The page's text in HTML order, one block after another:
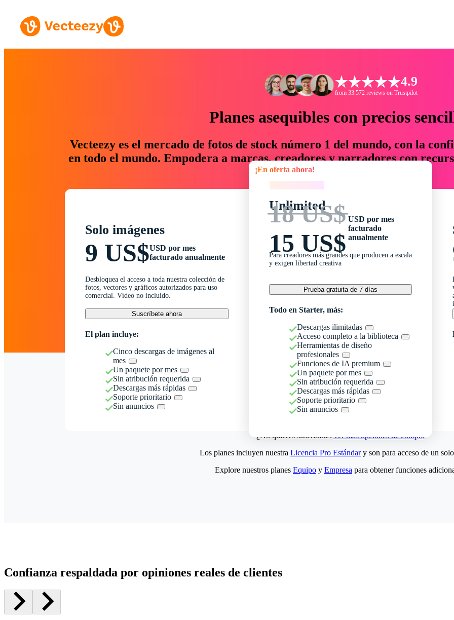
4.9
from 33.572 reviews on Trustpilot
Planes asequibles con precios
Vecteezy es el mercado de fotos de stock número 1 del mundo, con la
en todo el mundo. Empodera a marcas, creadores y narradores con
un 76 % en tiempo y presupuesto.
Solo imágenes
9 US$USD por mes
facturado anualmente
Desbloquea el acceso a toda nuestra colección de
fotos, vectores y gráficos autorizados para uso
comercial. Vídeo no incluido.
Suscríbete ahora
El plan incluye:
Cinco descargas de imágenes al
mes
Un paquete por mes
Sin atribución requerida
Descargas más rápidas
Soporte prioritario
Sin anuncios
¡En oferta ahora!
Unlimited
18 US$
15 US$
USD por mes
facturado
anualmente
Para creadores más grandes que producen a escala
y exigen libertad creativa
Prueba gratuita de 7 días
Todo en Starter, más:
Descargas ilimitadas
Acceso completo a la biblioteca
Herramientas de diseño
profesionales
Funciones de IA premium
Un paquete por mes
Sin atribución requerida
Descargas más rápidas
Soporte prioritario
Sin anuncios
¿No quieres suscribirte?Ver más opciones de compra
Los planes incluyen nuestra Licencia Pro Estándary son para acceso de un
Explore nuestros planes Equipo y Empresa para obtener funciones
Confianza respaldada por opiniones reales de clientes